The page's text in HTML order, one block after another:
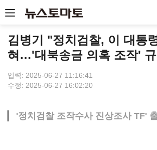
김병기 "정치검찰, 이 대통
혀…'대북송금 의혹 조작'
입력: 2025-06-27 11:16:41
수정: 2025-06-27 16:02:20
'정치검찰 조작수사 진상조사 TF'